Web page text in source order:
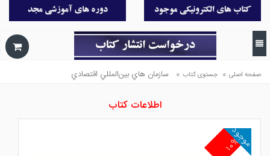
صفحه اصلی » جستوی کتاب » سازمان هاي بين‌المللي اقتصادي
اطلاعات کتاب
۱۰%
موجود